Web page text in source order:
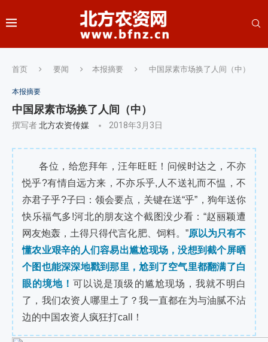
首页 要闻 本报摘要 中国尿素市场换了人间（中）
本报摘要
中国尿素市场换了人间（中）
撰写者北方农资传媒 2018年3月3日
各位，给您拜年，汪年旺旺！问候时达之，不亦
悦乎?有情自远方来，不亦乐乎,人不送礼而不愠，不
亦君子乎?子曰：领会要点，关键在送“乎”，狗年送你
快乐福气多!河北的朋友这个截图没少看：“赵丽颖遭
网友炮轰，土得只得代言化肥、饲料。”原以为只有不
懂农业艰辛的人们容易出尴尬现场，没想到截个屏晒
个图也能深深地戳到那里，尬到了空气里都翻满了白
眼的境地！可以说是顶级的尴尬现场，我就不明白
了，我们农资人哪里土了？我一直都在为与油腻不沾
边的中国农资人疯狂打call！